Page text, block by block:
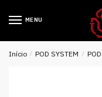
MENU
Início / POD SYSTEM /